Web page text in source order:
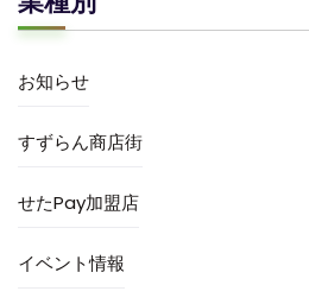
お知らせ
すずらん商店街
せたPay加盟店
イベント情報